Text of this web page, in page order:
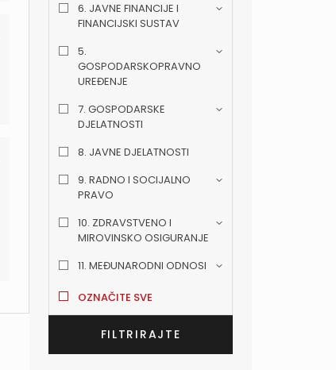
6. JAVNE FINANCIJE I
FINANCIJSKI SUSTAV
5.
GOSPODARSKOPRAVNO
UREĐENJE
7. GOSPODARSKE
DJELATNOSTI
8. JAVNE DJELATNOSTI
9. RADNO I SOCIJALNO
PRAVO
10. ZDRAVSTVENO I
MIROVINSKO OSIGURANJE
11. MEĐUNARODNI ODNOSI
OZNAČITE SVE